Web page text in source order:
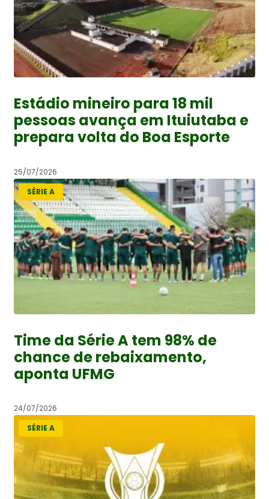
Estádio mineiro para 18 mil
pessoas avança em Ituiutaba e
prepara volta do Boa Esporte
25/07/2026
SÉRIE A
Time da Série A tem 98% de
chance de rebaixamento,
aponta UFMG
24/07/2026
SÉRIE A